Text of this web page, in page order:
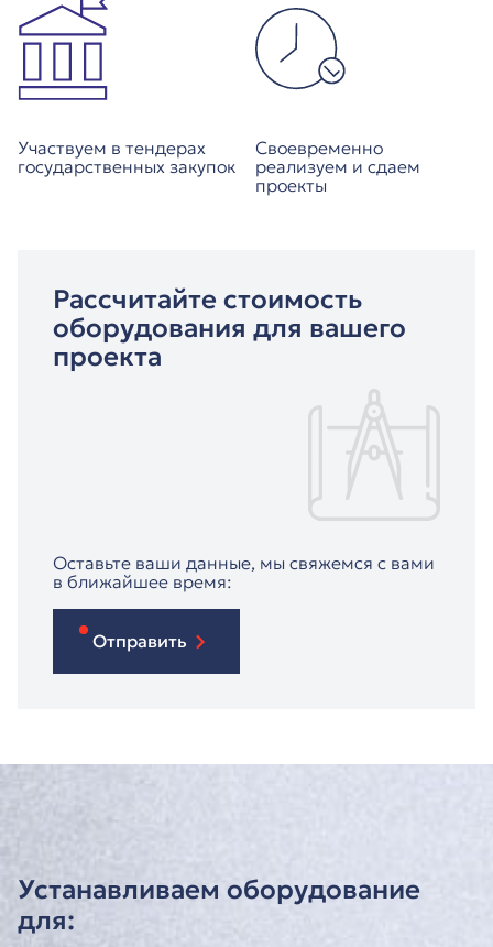
Участвуем в тендерах
государственных закупок
Своевременно
реализуем и сдаем
проекты
Рассчитайте стоимость
оборудования для вашего
проекта
Оставьте ваши данные, мы свяжемся с вами
в ближайшее время:
Отправить
Устанавливаем оборудование
для: